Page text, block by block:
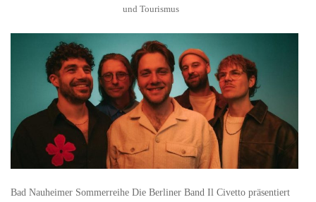
und Tourismus
Bad Nauheimer Sommerreihe Die Berliner Band Il Civetto präsentiert